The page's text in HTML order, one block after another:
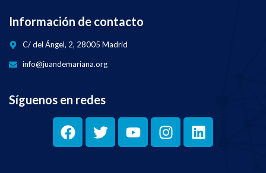
Información de contacto
C/ del Ángel, 2, 28005 Madrid
info@juandemariana.org
Síguenos en redes